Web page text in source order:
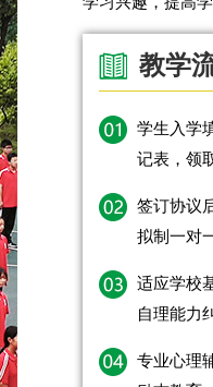
教学
学生入学
记表，领
签订协议
拟制一对
适应学校
自理能力
专业心理